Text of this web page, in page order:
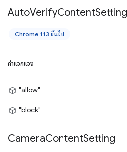
AutoVerifyContentSetting
Chrome 113 ขึ้นไป
ค่าแจกแจง
"allow"
"block"
CameraContentSetting